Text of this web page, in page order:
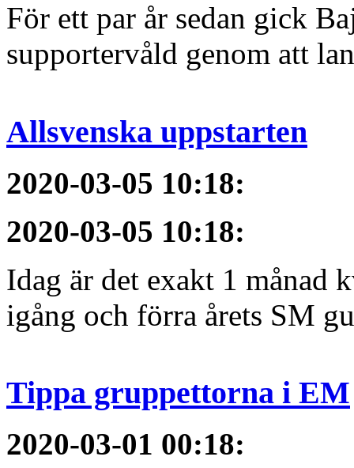
För ett par år sedan gick
supportervåld genom att
Allsvenska uppstarten
2020-03-05 10:18:
2020-03-05 10:18:
Idag är det exakt 1 månad
igång och förra årets SM
Tippa gruppettorna i EM
2020-03-01 00:18: